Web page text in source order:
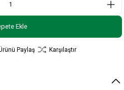
Ekle
Paylaş Karşılaştır